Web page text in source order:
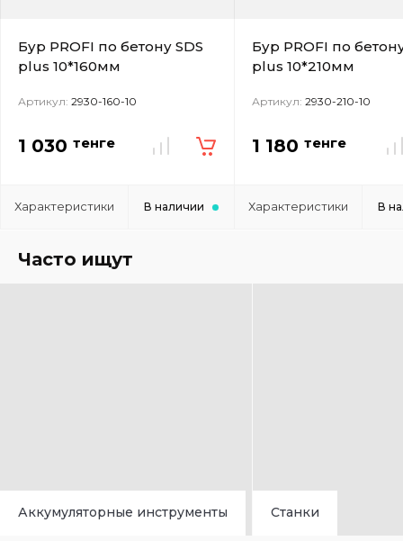
Бур PROFI по бетону SDS
plus 10*160мм
Артикул: 2930-160-10
1 030 тенге
Характеристики В наличии
Бур PROFI по
plus 10*210мм
Артикул: 2930-210-10
1 180 тенге
Характеристики В
Часто ищут
Аккумуляторные инструменты Станки